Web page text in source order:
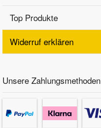
Top Produkte
Widerruf erklären
Unsere Zahlungsmethoden